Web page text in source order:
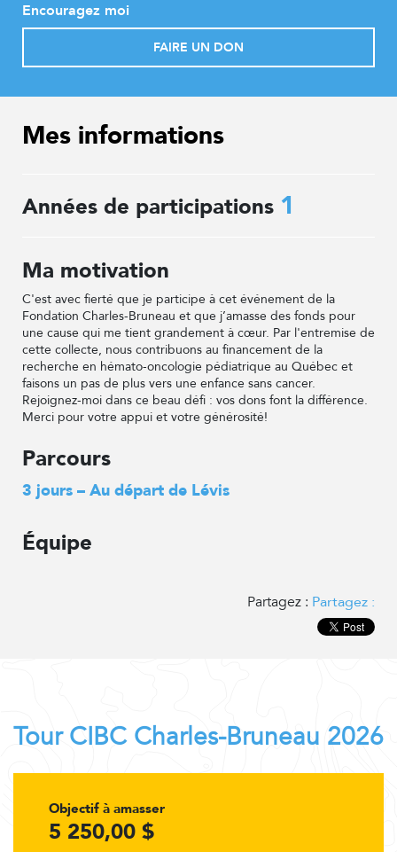
Encouragez moi
FAIRE UN DON
Mes informations
Années de participations 1
Ma motivation
C'est avec fierté que je participe à cet événement de la
Fondation Charles-Bruneau et que j’amasse des fonds pour
une cause qui me tient grandement à cœur. Par l'entremise de
cette collecte, nous contribuons au financement de la
recherche en hémato-oncologie pédiatrique au Québec et
faisons un pas de plus vers une enfance sans cancer.
Rejoignez-moi dans ce beau défi : vos dons font la différence.
Merci pour votre appui et votre générosité!
Parcours
3 jours – Au départ de Lévis
Équipe
Partagez : Partagez :
Tour CIBC Charles-Bruneau 2026
Objectif à amasser
5 250,00 $